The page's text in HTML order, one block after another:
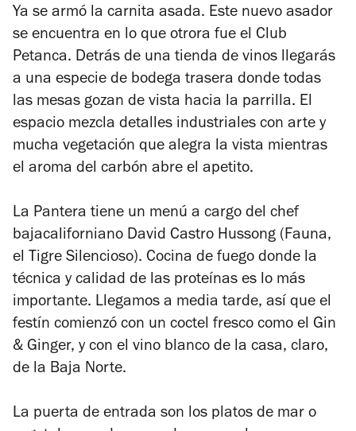
Ya se armó la carnita asada. Este nuevo asador
se encuentra en lo que otrora fue el Club
Petanca. Detrás de una tienda de vinos llegarás
a una especie de bodega trasera donde todas
las mesas gozan de vista hacia la parrilla. El
espacio mezcla detalles industriales con arte y
mucha vegetación que alegra la vista mientras
el aroma del carbón abre el apetito.
La Pantera tiene un menú a cargo del chef
bajacaliforniano David Castro Hussong (Fauna,
el Tigre Silencioso). Cocina de fuego donde la
técnica y calidad de las proteínas es lo más
importante. Llegamos a media tarde, así que el
festín comienzó con un coctel fresco como el Gin
& Ginger, y con el vino blanco de la casa, claro,
de la Baja Norte.
La puerta de entrada son los platos de mar o